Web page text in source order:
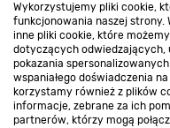
Wykorzystujemy pliki cookie,
funkcjonowania naszej strony.
inne pliki cookie, które
dotyczących odwiedzających,
pokazania
wspaniałego doświadczenia
korzystamy również z plików
informacje, zebrane za ich
partnerów, którzy mogą
Kontakt do sklepu
Strefa biznesu